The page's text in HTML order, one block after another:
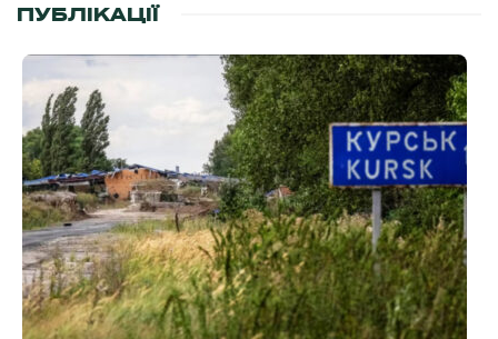
ПУБЛІКАЦІЇ